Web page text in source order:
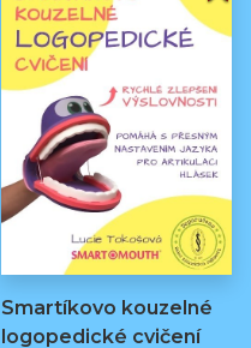
Smartíkovo kouzelné
logopedické cvičení